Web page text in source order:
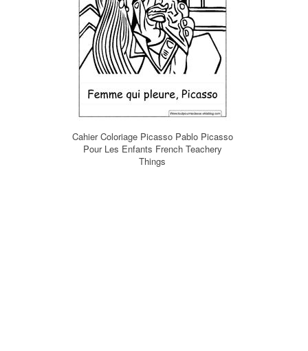
Cahier Coloriage Picasso Pablo Picasso
Pour Les Enfants French Teachery
Things